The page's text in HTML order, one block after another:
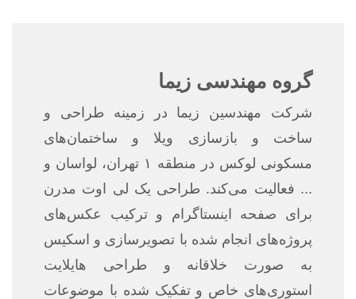
گروه مهندسی زیما
شرکت مهندسین زیما در زمینه طراحی و
ساخت و بازسازی ویلا و ساختمان‌های
مسکونی لوکس در منطقه ۱ تهران، لواسان و
... فعالیت می‌کند. طراحی یک لی اوت مدرن
برای صفحه اینستاگرام و ترکیب عکس‌های
پروژه‌های انجام شده با تصویرسازی و اسکیس
به صورت خلاقانه و طراحی هایلایت
استوری‌های خاص و تفکیک شده با موضوعات